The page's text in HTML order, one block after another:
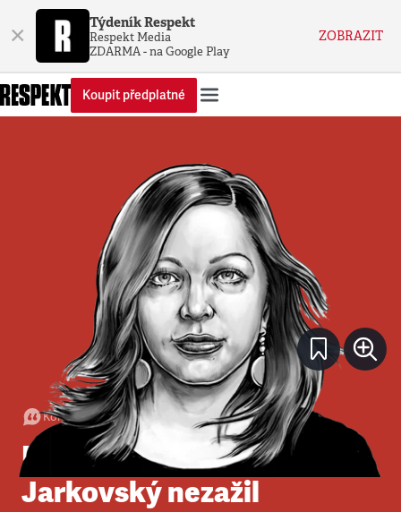
× Týdeník Respekt
Respekt Media
ZDARMA - na Google Play
ZOBRAZIT
Koupit předplatné
Komentář•11. 2. 2023 minuty
Námluvy, jaké Guth-
Jarkovský nezažil